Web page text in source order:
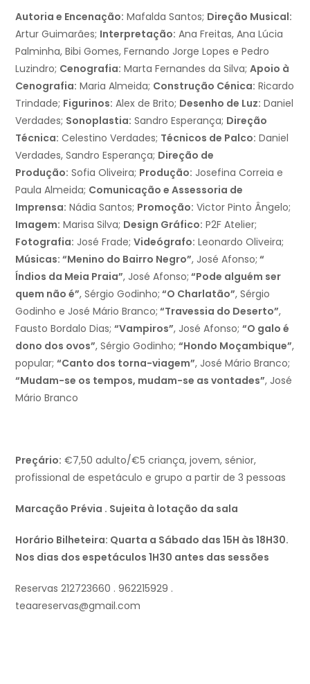
Autoria e Encenação: Mafalda Santos; Direção Musical:
Artur Guimarães; Interpretação: Ana Freitas, Ana Lúcia
Palminha, Bibi Gomes, Fernando Jorge Lopes e Pedro
Luzindro; Cenografia: Marta Fernandes da Silva; Apoio à
Cenografia: Maria Almeida; Construção Cénica: Ricardo
Trindade; Figurinos: Alex de Brito; Desenho de Luz: Daniel
Verdades; Sonoplastia: Sandro Esperança; Direção
Técnica: Celestino Verdades; Técnicos de Palco: Daniel
Verdades, Sandro Esperança; Direção de
Produção: Sofia Oliveira; Produção: Josefina Correia e
Paula Almeida; Comunicação e Assessoria de
Imprensa: Nádia Santos; Promoção: Victor Pinto Ângelo;
Imagem: Marisa Silva; Design Gráfico: P2F Atelier;
Fotografia: José Frade; Videógrafo: Leonardo Oliveira;
Músicas: “Menino do Bairro Negro”, José Afonso; “
Índios da Meia Praia”, José Afonso; “Pode alguém ser
quem não é”, Sérgio Godinho; “O Charlatão”, Sérgio
Godinho e José Mário Branco; “Travessia do Deserto”,
Fausto Bordalo Dias; “Vampiros”, José Afonso; “O galo é
dono dos ovos”, Sérgio Godinho; “Hondo Moçambique”,
popular; “Canto dos torna-viagem”, José Mário Branco;
“Mudam-se os tempos, mudam-se as vontades”, José
Mário Branco
Preçário: €7,50 adulto/€5 criança, jovem, sénior,
profissional de espetáculo e grupo a partir de 3 pessoas
Marcação Prévia . Sujeita à lotação da sala
Horário Bilheteira: Quarta a Sábado das 15H às 18H30.
Nos dias dos espetáculos 1H30 antes das sessões
Reservas 212723660 . 962215929 .
teaareservas@gmail.com